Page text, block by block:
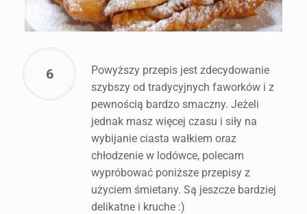
6
Powyższy przepis jest zdecydowanie
szybszy od tradycyjnych faworków i z
pewnością bardzo smaczny. Jeżeli
jednak masz więcej czasu i siły na
wybijanie ciasta wałkiem oraz
chłodzenie w lodówce, polecam
wypróbować poniższe przepisy z
użyciem śmietany. Są jeszcze bardziej
delikatne i kruche :)